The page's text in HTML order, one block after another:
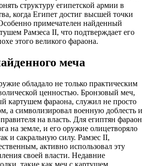
структуру египетской армии в
когда Египет достиг высшей точки
примечателен найденный
Рамзеса II, что подтверждает его
этого великого фараона.
меча
обладало не только практическим
ценностью. Бронзовый меч,
картушем фараона, служил не просто
а символизировал военную доблесть и
на власть. Для египтян фараон
на земле, и его оружие олицетворяло
и сакральную силу. Рамзес II,
активно использовал эту
своей власти. Недавние
такие как меч с картушем,